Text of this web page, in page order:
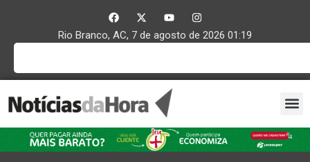
Rio Branco, AC, 7 de agosto de 2026 01:19